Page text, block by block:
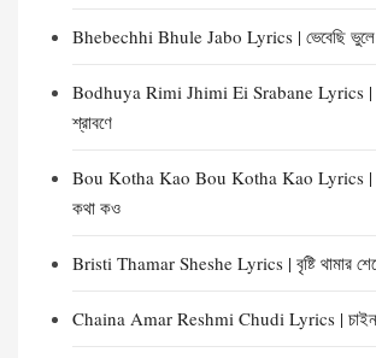
Bhebechhi Bhule Jabo Lyrics | ভেবেছি ভুলে
Bodhuya Rimi Jhimi Ei Srabane Lyrics |
শ্রাবণে
Bou Kotha Kao Bou Kotha Kao Lyrics |
কথা কও
Bristi Thamar Sheshe Lyrics | বৃষ্টি থামার
Chaina Amar Reshmi Chudi Lyrics | চাইনা